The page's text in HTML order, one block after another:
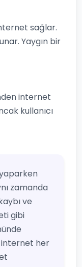
sağlar.
Yaygın bir
internet
kullanıcı
zamanda
ve
gibi
internet her